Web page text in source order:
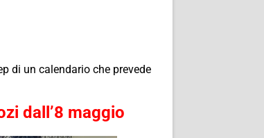
di un calendario che prevede
dall’8 maggio